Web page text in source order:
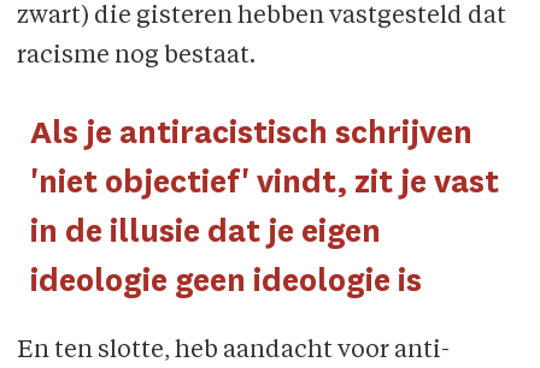
zwart) die gisteren hebben vastgesteld dat
racisme nog bestaat.
Als je antiracistisch schrijven
'niet objectief' vindt, zit je vast
in de illusie dat je eigen
ideologie geen ideologie is
En ten slotte, heb aandacht voor anti-